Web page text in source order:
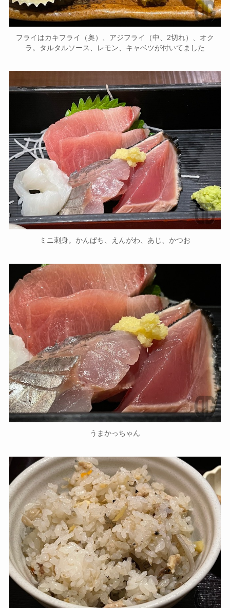
フライはカキフライ（奥）、アジフライ（中、2切れ）、オク
ラ。タルタルソース、レモン、キャベツが付いてました
ミニ刺身。かんぱち、えんがわ、あじ、かつお
うまかっちゃん